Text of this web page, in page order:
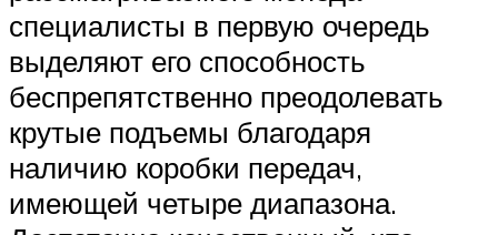
специалисты в первую очередь
выделяют его способность
беспрепятственно преодолевать
крутые подъемы благодаря
наличию коробки передач,
имеющей четыре диапазона.